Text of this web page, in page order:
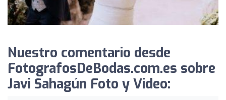
Nuestro comentario desde
FotografosDeBodas.com.es sobre
Javi Sahagún Foto y Video: